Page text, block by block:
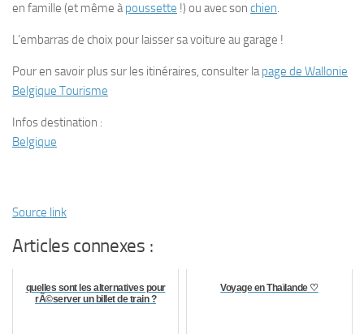
en famille (et même àpoussette !) ou avec son chien.
L’embarras de choix pour laisser sa voiture au garage !
Pour en savoir plus sur les itinéraires, consulter lapage de Wallonie
Belgique Tourisme
Infos destination :
Belgique
Source link
Articles connexes :
quelles sont les alternatives pour
rÃ©server un billet de train ?
Voyage en Thaïlande ♡